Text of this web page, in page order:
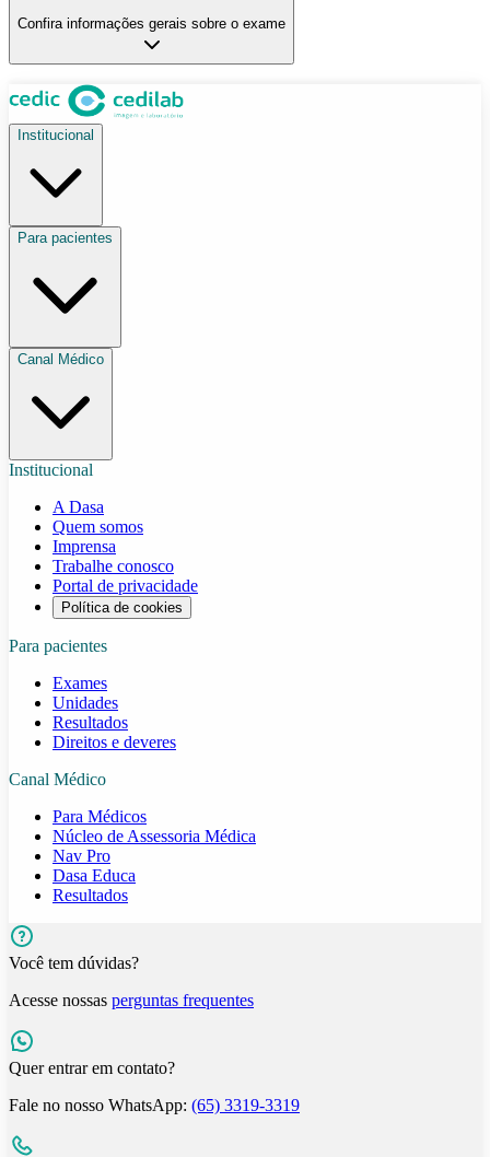
Confira informações gerais sobre o exame
Institucional
Para pacientes
Canal Médico
Institucional
A Dasa
Quem somos
Imprensa
Trabalhe conosco
Portal de privacidade
Política de cookies
Para pacientes
Exames
Unidades
Resultados
Direitos e deveres
Canal Médico
Para Médicos
Núcleo de Assessoria Médica
Nav Pro
Dasa Educa
Resultados
Você tem dúvidas?
Acesse nossas perguntas frequentes
Quer entrar em contato?
Fale no nosso WhatsApp: (65) 3319-3319